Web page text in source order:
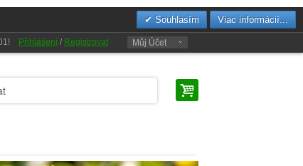
Souhlasím Viac informácií...
Přihlášení / Registrovat Můj Účet